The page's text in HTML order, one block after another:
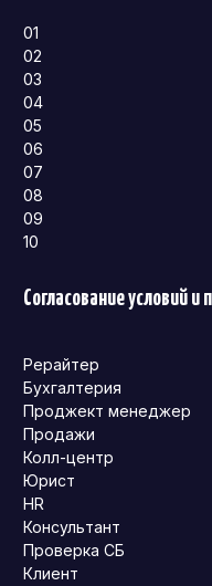
01
02
03
04
05
06
07
08
09
10
Согласование условий
Рерайтер
Бухгалтерия
Проджект менеджер
Продажи
Колл-центр
Юрист
HR
Консультант
Проверка СБ
Клиент